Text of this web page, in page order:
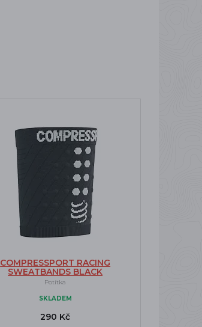
COMPRESSPORT RACING
SWEATBANDS BLACK
Potítka
SKLADEM
290 Kč